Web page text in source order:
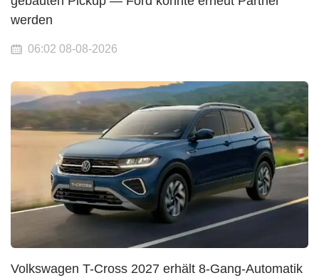
werden
06:02 08-08-2026
Volkswagen T-Cross 2027 erhält 8-Gang-Automatik